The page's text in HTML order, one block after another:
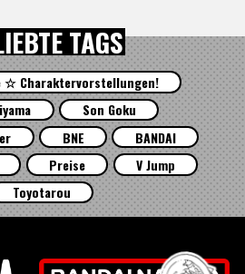
TAGS
☆ Charaktervorstellungen!
Son Goku
BNE
BANDAI
Preise
V Jump
Toyotarou